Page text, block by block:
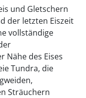
und Gletschern
der letzten Eiszeit
vollständige
Nähe des Eises
Tundra, die
Sträuchern